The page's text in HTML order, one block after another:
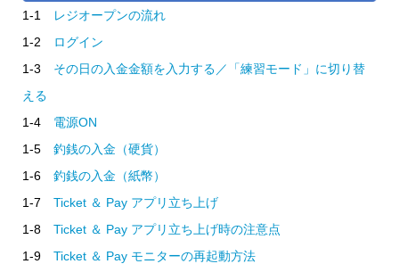
1-1
レジオープンの流れ
1-2
ログイン
1-3 その日の入金金額を入力する／「練習モード」に切り替
える
1-4 電源ON
1-5 釣銭の入金（硬貨）
1-6 釣銭の入金（紙幣）
1-7 Ticket ＆ Pay アプリ立ち上げ
1-8 Ticket ＆ Pay アプリ立ち上げ時の注意点
1-9 Ticket ＆ Pay モニターの再起動方法